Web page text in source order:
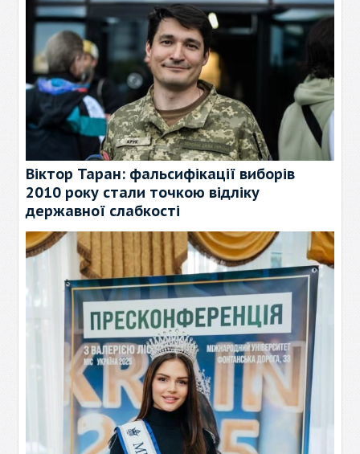
Віктор Таран: фальсифікації виборів
2010 року стали точкою відліку
державної слабкості